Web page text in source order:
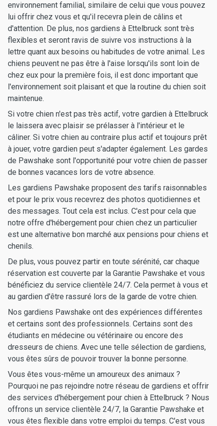
environnement familial, similaire de celui que vous pouvez
lui offrir chez vous et qu'il recevra plein de câlins et
d'attention. De plus, nos gardiens à Ettelbruck sont très
flexibles et seront ravis de suivre vos instructions à la
lettre quant aux besoins ou habitudes de votre animal. Les
chiens peuvent ne pas être à l'aise lorsqu'ils sont loin de
chez eux pour la première fois, il est donc important que
l'environnement soit plaisant et que la routine du chien soit
maintenue.
Si votre chien n'est pas très actif, votre gardien à Ettelbruck
le laissera avec plaisir se prélasser à l'intérieur et le
câliner. Si votre chien au contraire plus actif et toujours prêt
à jouer, votre gardien peut s'adapter également. Les gardes
de Pawshake sont l'opportunité pour votre chien de passer
de bonnes vacances lors de votre absence.
Les gardiens Pawshake proposent des tarifs raisonnables
et pour le prix vous recevrez des photos quotidiennes et
des messages. Tout cela est inclus. C'est pour cela que
notre offre d'hébergement pour chien chez un particulier
est une alternative bon marché aux pensions pour chiens et
chenils.
De plus, vous pouvez partir en toute sérénité, car chaque
réservation est couverte par la Garantie Pawshake et vous
bénéficiez du service clientèle 24/7. Cela permet à vous et
au gardien d'être rassuré lors de la garde de votre chien.
Nos gardiens Pawshake ont des expériences différentes
et certains sont des professionnels. Certains sont des
étudiants en médecine ou vétérinaire ou encore des
dresseurs de chiens. Avec une telle sélection de gardiens,
vous êtes sûrs de pouvoir trouver la bonne personne.
Vous êtes vous-même un amoureux des animaux ?
Pourquoi ne pas rejoindre notre réseau de gardiens et offrir
des services d'hébergement pour chien à Ettelbruck ? Nous
offrons un service clientèle 24/7, la Garantie Pawshake et
vous êtes flexible dans votre emploi du temps. C'est vous